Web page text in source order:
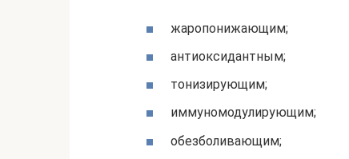
жаропонижающим;
антиоксидантным;
тонизирующим;
иммуномодулирующим;
обезболивающим;